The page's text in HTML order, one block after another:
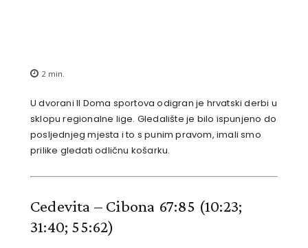
2 min.
U dvorani II Doma sportova odigran je hrvatski derbi u
sklopu regionalne lige. Gledalište je bilo ispunjeno do
posljednjeg mjesta i to s punim pravom, imali smo
prilike gledati odličnu košarku.
Cedevita – Cibona 67:85 (10:23;
31:40; 55:62)